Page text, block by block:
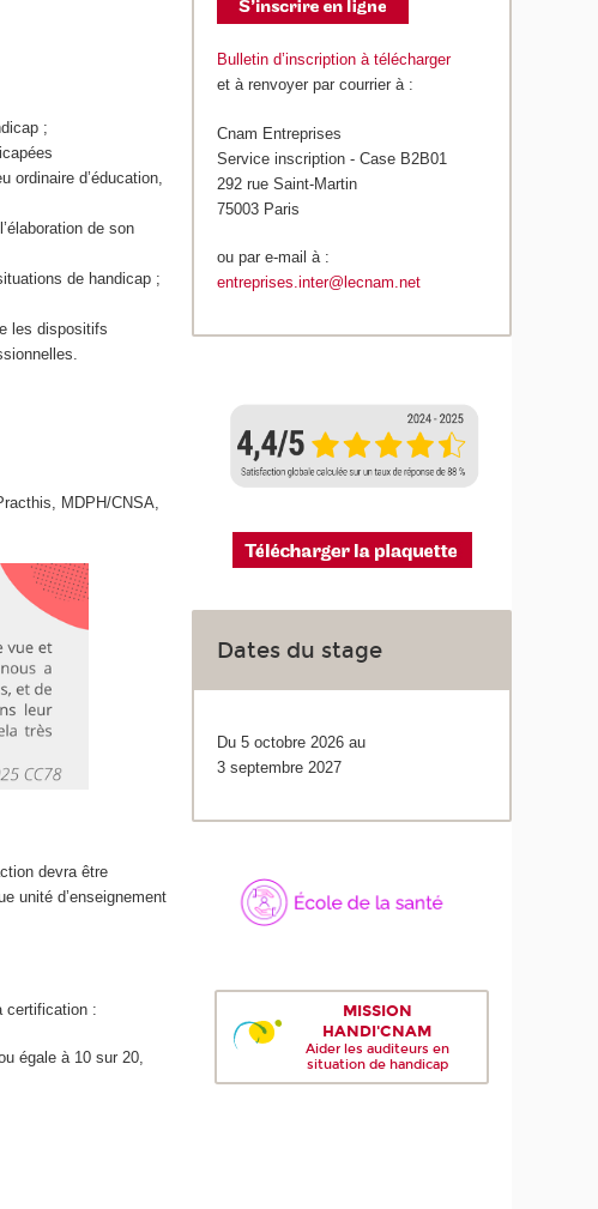
;
ordinaire d’éducation,
de son
de handicap ;
les dispositifs
MDPH/CNSA,
devra être
unité d’enseignement
certification :
égale à 10 sur 20,
Bulletin d’inscription à télécharger
et à renvoyer par courrier à :
Cnam Entreprises
Service inscription - Case B2B01
292 rue Saint-Martin
75003 Paris
ou par e-mail à :
entreprises.inter@lecnam.net
Dates du stage
Du 5 octobre 2026 au
3 septembre 2027
MISSION
HANDI'CNAM
Aider les auditeurs en
situation de handicap